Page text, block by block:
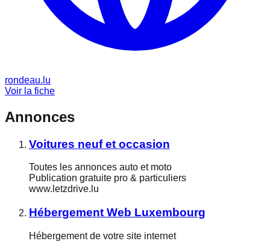
rondeau.lu
Voir la fiche
Annonces
Voitures neuf et occasion
Toutes les annonces auto et moto
Publication gratuite pro & particuliers
www.letzdrive.lu
Hébergement Web Luxembourg
Hébergement de votre site internet